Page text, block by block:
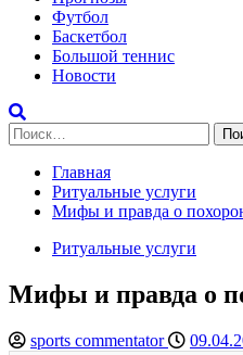
Футбол
Баскетбол
Большой теннис
Новости
Найти:
Главная
Ритуальные услуги
Мифы и правда о
Ритуальные услуги
Мифы и правда о
sports commentator